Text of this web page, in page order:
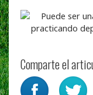
Comparte el